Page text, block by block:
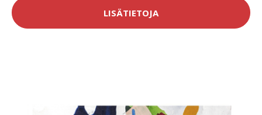
LISÄTIETOJA